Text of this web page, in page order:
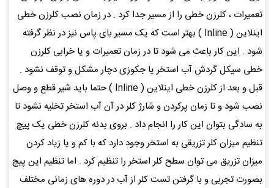
تعمیرات ، کلرزن خطی را از مسیر جدا کرد . در زمان نصب کلرزن خطی
اینلاین ( Inline ) بهتر است که یک مسیر بای پاس نیز در نظر گرفته
شود . این کار باعث می شود تا در زمان تعمیرات و یا خرابی کلرزن
خطی سیکل گردش آب استخر یا جکوزی دچار مشکل و توقف نشود .
قبل و بعد از کلرزن خطی اینلاین ( Inline ) حتما باید شیر قطع و وصل
نصب شود و تا زمان پرکردن و شارژ کلر در آن آب استخر تخلیه نشود تا
به سادگی بتوان این کار را انجام داد . بروی بدنه کلرزن خطی یک پیچ
تنظیم میزان کلر تزریقی به استخر وجود دارد که با کم و یا زیاد کردن
میزان تزریق می توان سطح کلر استخر را تنظیم کرد . اما تنظیم این پیچ
بصورت تجربی و با گرفتن تست کلر از آب در دوره های زمانی مختلف